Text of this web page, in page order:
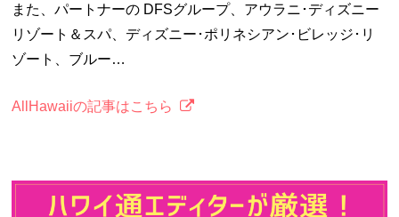
また、パートナーの DFSグループ、アウラニ･ディズニー
リゾート＆スパ、ディズニー･ポリネシアン･ビレッジ･リ
ゾート、ブルー…
AllHawaiiの記事はこちら